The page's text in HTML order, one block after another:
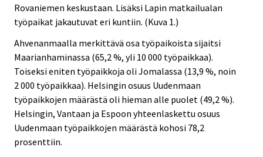
Rovaniemen keskustaan. Lisäksi Lapin matkailualan
työpaikat jakautuvat eri kuntiin. (Kuva 1.)
Ahvenanmaalla merkittävä osa työpaikoista sijaitsi
Maarianhaminassa (65,2 %, yli 10 000 työpaikkaa).
Toiseksi eniten työpaikkoja oli Jomalassa (13,9 %, noin
2 000 työpaikkaa). Helsingin osuus Uudenmaan
työpaikkojen määrästä oli hieman alle puolet (49,2 %).
Helsingin, Vantaan ja Espoon yhteenlaskettu osuus
Uudenmaan työpaikkojen määrästä kohosi 78,2
prosenttiin.